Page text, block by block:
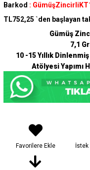
Barkod :
TL752,25 `den başlayan
Gümüş
7,1
10 -15 Yıllık
Atölyesi Yapımı
Favorilere Ekle İstek